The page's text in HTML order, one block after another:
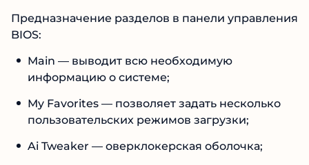
Предназначение разделов в панели управления
BIOS:
Main — выводит всю необходимую
информацию о системе;
My Favorites — позволяет задать несколько
пользовательских режимов загрузки;
Ai Tweaker — оверклокерская оболочка;